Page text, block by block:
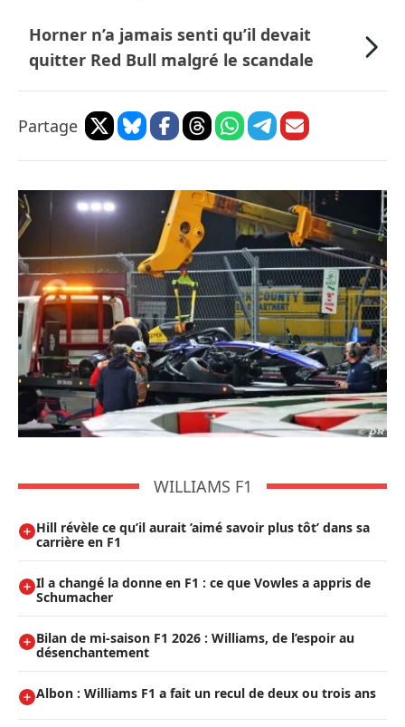
Horner n’a jamais senti qu’il devait
quitter Red Bull malgré le scandale
Partage
WILLIAMS F1
Hill révèle ce qu’il aurait ’aimé savoir plus tôt’ dans sa
carrière en F1
Il a changé la donne en F1 : ce que Vowles a appris de
Schumacher
Bilan de mi-saison F1 2026 : Williams, de l’espoir au
désenchantement
Albon : Williams F1 a fait un recul de deux ou trois ans